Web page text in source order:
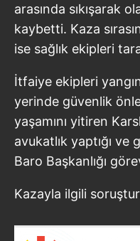
arasında sıkışarak
kaybetti. Kaza
ise sağlık ekipleri
İtfaiye ekipleri
yerinde güvenlik
yaşamını yitiren
avukatlık yaptığı
Baro Başkanlığı
Kazayla ilgili